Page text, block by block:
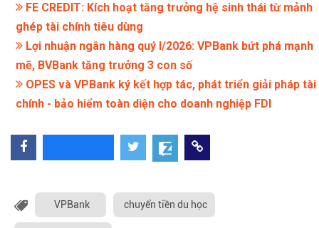
FE CREDIT: Kích hoạt tăng trưởng hệ sinh thái từ mảnh
ghép tài chính tiêu dùng
Lợi nhuận ngân hàng quý I/2026: VPBank bứt phá mạnh
mẽ, BVBank tăng trưởng 3 con số
OPES và VPBank ký kết hợp tác, phát triển giải pháp tài
chính - bảo hiểm toàn diện cho doanh nghiệp FDI
VPBank chuyển tiền du học